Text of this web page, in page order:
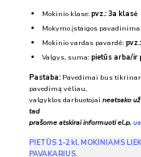
Mokinio klase:pvz.: 3a klasė
Mokymo įstaigos
Mokinio vardas pavardė:
Valgys, suma:pietūs arba/ir
Pastaba: Pavedimai bus
pavedimą vėliau,
valgyklos darbuotojai neatsako
tad
prašome atskirai informuoti el.p.
PIETŪS 1-2 kl. MOKINIAMS
PAVAKARIUS.